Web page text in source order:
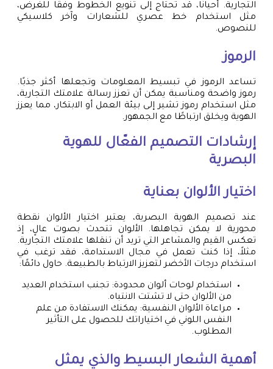
التجارية. أحيانًا، قد تحتاج إلى تنويع الخطوط وفقًا للغرض،
مثل استخدام خط عصري للشعارات وآخر كلاسيكي
للنصوص.
الرموز
تساعد الرموز في تبسيط المعلومات وتجعلها أكثر جذبًا.
رموز واضحة ومناسبة يمكن أن تعزز رسالة علامتك التجارية،
مثل استخدام رموز تشير إلى بيئة العمل أو الابتكار، مما يعزز
الهوية ويخلق ارتباطًا مع الجمهور.
إرشادات التصميم الفعّال للهوية
البصرية
اختيار الألوان بعناية
عند تصميم الهوية البصرية، يعتبر اختيار الألوان نقطة
محورية لا يمكن تجاهلها. الألوان تتحدث بصوت عالٍ، إذ
تعكس القيم والمشاعر التي تريد أن تنقلها علامتك التجارية.
مثلاً، إذا كنت تعمل في مجال الاستدامة، فقد ترغب في
استخدام درجات الأخضر لتعزيز الارتباط بالطبيعة. حاول دائمًا:
استخدام لوحات ألوان محدودة: تجنب استخدام العديد
من الألوان حتى لا تشتت الانتباه.
مراعاة الألوان النفسية: يمكنك الاستفادة من علم
النفس اللوني في اختياراتك للحصول على التأثير
المطلوب.
أهمية الشعار البسيط والذي يمثل